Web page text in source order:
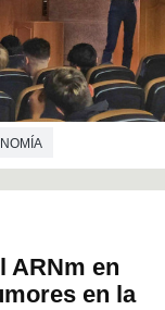
ARNm en
en la